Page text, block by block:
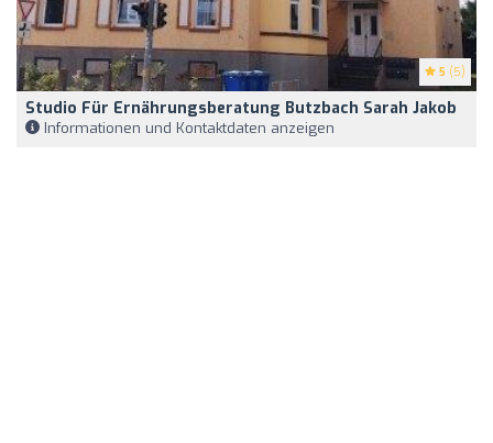
5 (5)
Studio Für Ernährungsberatung Butzbach Sarah Jakob
Informationen und Kontaktdaten anzeigen